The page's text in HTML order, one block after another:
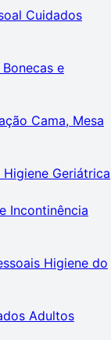
Cuidados
Bonecas e
Cama, Mesa
Higiene Geriátrica
Incontinência
Higiene do
Adultos